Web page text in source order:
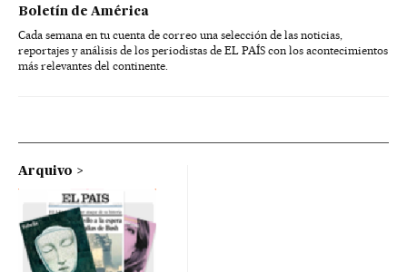
Boletín de América
Cada semana en tu cuenta de correo una selección de las noticias,
reportajes y análisis de los periodistas de EL PAÍS con los acontecimientos
más relevantes del continente.
Arquivo